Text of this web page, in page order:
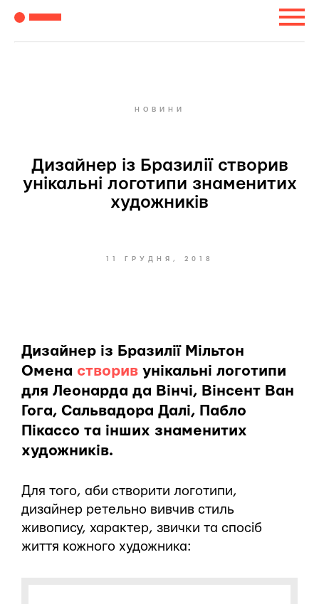
НОВИНИ
Дизайнер із Бразилії створив
унікальні логотипи знаменитих
художників
11 ГРУДНЯ, 2018
Дизайнер із Бразилії Мільтон
Омена створив унікальні логотипи
для Леонарда да Вінчі, Вінсент Ван
Гога, Сальвадора Далі, Пабло
Пікассо та інших знаменитих
художників.
Для того, аби створити логотипи,
дизайнер ретельно вивчив стиль
живопису, характер, звички та спосіб
життя кожного художника: